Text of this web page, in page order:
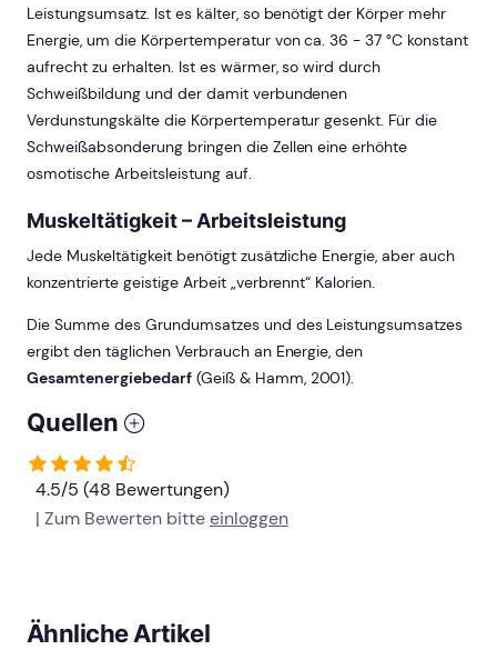
Leistungsumsatz. Ist es kälter, so benötigt der Körper mehr
Energie, um die Körpertemperatur von ca. 36 - 37 °C konstant
aufrecht zu erhalten. Ist es wärmer, so wird durch
Schweißbildung und der damit verbundenen
Verdunstungskälte die Körpertemperatur gesenkt. Für die
Schweißabsonderung bringen die Zellen eine erhöhte
osmotische Arbeitsleistung auf.
Muskeltätigkeit – Arbeitsleistung
Jede Muskeltätigkeit benötigt zusätzliche Energie, aber auch
konzentrierte geistige Arbeit „verbrennt“ Kalorien.
Die Summe des Grundumsatzes und des Leistungsumsatzes
ergibt den täglichen Verbrauch an Energie, den
Gesamtenergiebedarf(Geiß & Hamm, 2001).
Quellen
4.5/5 (48 Bewertungen)
| Zum Bewerten bitteeinloggen
Ähnliche Artikel